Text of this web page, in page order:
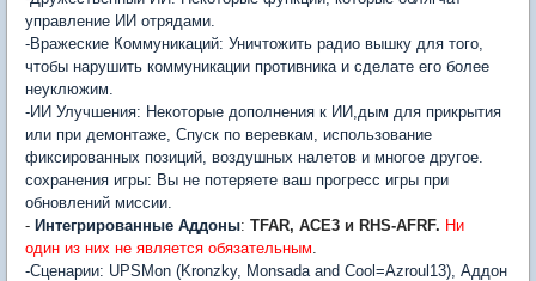
управление ИИ отрядами.
-Вражеские Коммуникаций: Уничтожить радио вышку для того,
чтобы нарушить коммуникации противника и сделате его более
неуклюжим.
-ИИ Улучшения: Некоторые дополнения к ИИ,дым для прикрытия
или при демонтаже, Спуск по веревкам, использование
фиксированных позиций, воздушных налетов и многое другое.
сохранения игры: Вы не потеряете ваш прогресс игры при
обновлений миссии.
- Интегрированные Аддоны: TFAR, ACE3 и RHS-AFRF. Ни
один из них не является обязательным.
-Сценарии: UPSMon (Kronzky, Monsada and Cool=Azroul13), Аддон